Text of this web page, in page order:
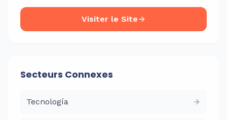
Visiter le Site
Secteurs Connexes
Tecnología